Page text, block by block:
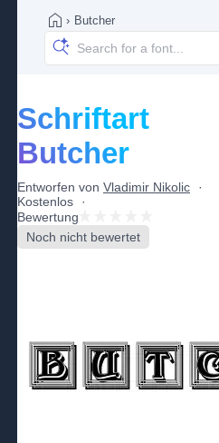
› Butcher
Schriftart
Butcher
Entworfen von Vladimir Nikolic
Kostenlos
Bewertung
Noch nicht bewertet